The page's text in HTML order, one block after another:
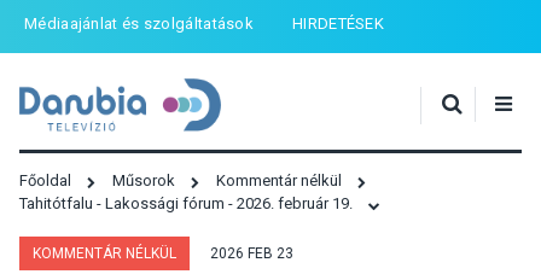
Médiaajánlat és szolgáltatások HIRDETÉSEK
Főoldal Műsorok
Kommentár nélkül
Tahitótfalu - Lakossági fórum - 2026. február 19.
KOMMENTÁR NÉLKÜL 2026 FEB 23